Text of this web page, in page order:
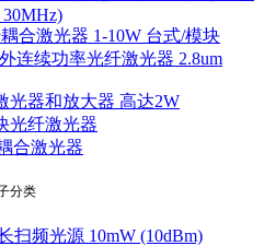
30MHz)
合激光器 1-10W 台式/模块
连续功率光纤激光器 2.8um
光器和放大器 高达2W
光纤激光器
合激光器
分类
扫频光源 10mW (10dBm)